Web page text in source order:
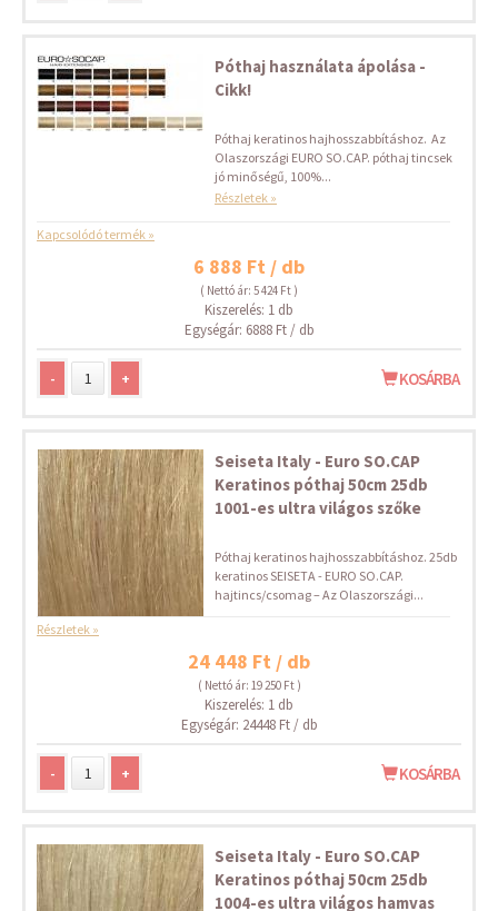
Póthaj használata ápolása -
Cikk!
Póthaj keratinos hajhosszabbításhoz. Az
Olaszországi EURO SO.CAP. póthaj tincsek
jó minőségű, 100%...
Részletek »
Kapcsolódó termék »
6 888 Ft / db
( Nettó ár: 5 424 Ft )
Kiszerelés: 1 db
Egységár: 6888 Ft / db
- + KOSÁRBA
Seiseta Italy - Euro SO.CAP
Keratinos póthaj 50cm 25db
1001-es ultra világos szőke
Póthaj keratinos hajhosszabbításhoz. 25db
keratinos SEISETA - EURO SO.CAP.
hajtincs/csomag – Az Olaszországi...
Részletek »
24 448 Ft / db
( Nettó ár: 19 250 Ft )
Kiszerelés: 1 db
Egységár: 24448 Ft / db
- + KOSÁRBA
Seiseta Italy - Euro SO.CAP
Keratinos póthaj 50cm 25db
1004-es ultra világos hamvas